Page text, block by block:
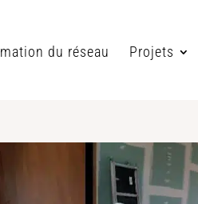
du réseau Projets